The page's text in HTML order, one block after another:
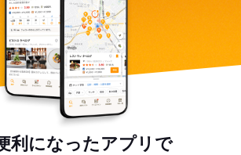
利になったアプリで